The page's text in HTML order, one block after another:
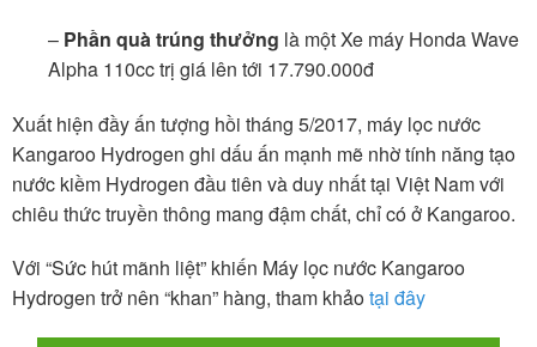
– Phần quà trúng thưởng là một Xe máy Honda Wave
Alpha 110cc trị giá lên tới 17.790.000đ
Xuất hiện đầy ấn tượng hồi tháng 5/2017, máy lọc nước
Kangaroo Hydrogen ghi dấu ấn mạnh mẽ nhờ tính năng tạo
nước kiềm Hydrogen đầu tiên và duy nhất tại Việt Nam với
chiêu thức truyền thông mang đậm chất, chỉ có ở Kangaroo.
Với “Sức hút mãnh liệt” khiến Máy lọc nước Kangaroo
Hydrogen trở nên “khan” hàng, tham khảotại đây